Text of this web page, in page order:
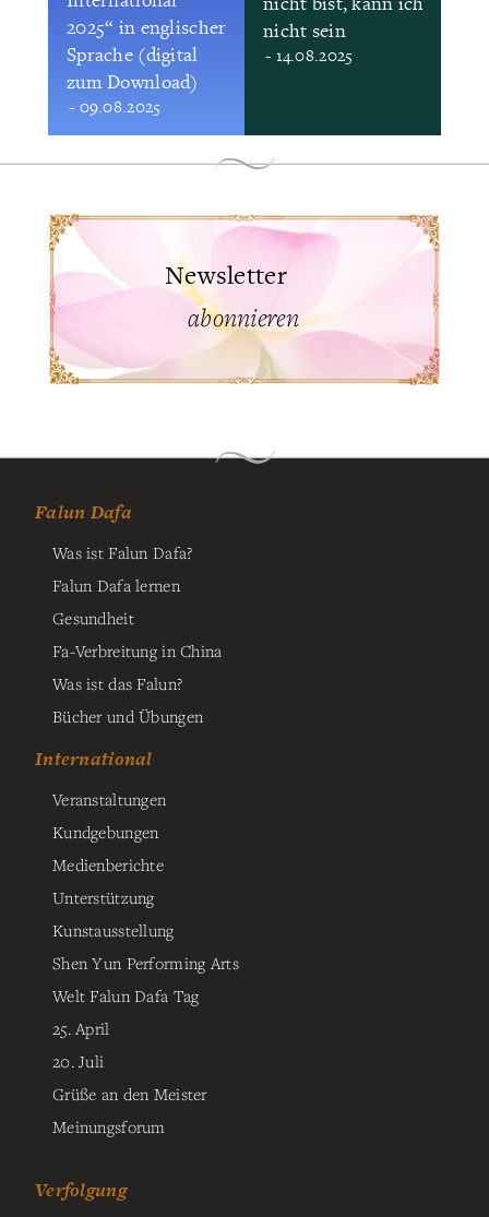
2025“ in englischer
Sprache (digital
zum Download)
- 09.08.2025
nicht sein
- 14.08.2025
abonnieren
Newsletter
Falun Dafa
Was ist Falun Dafa?
Falun Dafa lernen
Gesundheit
Fa-Verbreitung in China
Was ist das Falun?
Bücher und Übungen
International
Veranstaltungen
Kundgebungen
Medienberichte
Unterstützung
Kunstausstellung
Shen Yun Performing Arts
Welt Falun Dafa Tag
25. April
20. Juli
Grüße an den Meister
Meinungsforum
Verfolgung